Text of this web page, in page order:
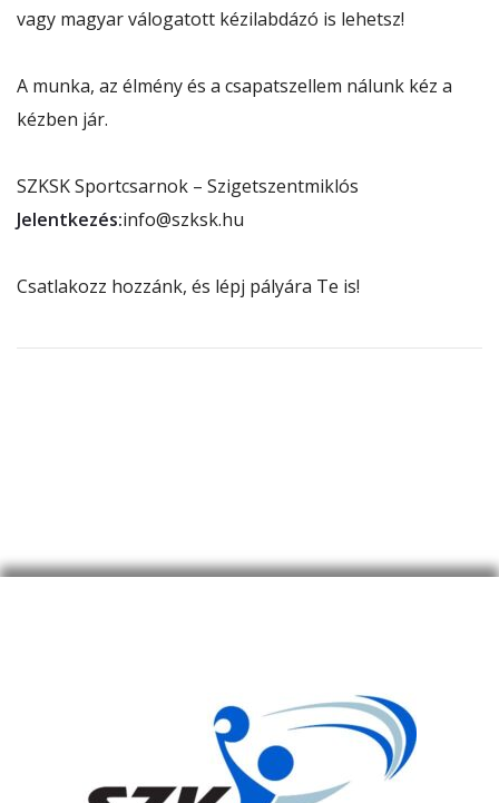
vagy magyar válogatott kézilabdázó is lehetsz!
A munka, az élmény és a csapatszellem nálunk kéz a
kézben jár.
SZKSK Sportcsarnok – Szigetszentmiklós
Jelentkezés:info@szksk.hu
Csatlakozz hozzánk, és lépj pályára Te is!